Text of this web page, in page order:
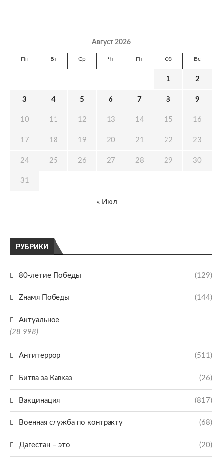
РУБРИКИ
80-летие Победы (129)
Zнамя Победы (144)
Актуальное
(28 998)
Антитеррор (511)
Битва за Кавказ (26)
Вакцинация (817)
Военная служба по контракту (68)
Дагестан – это (20)
Август 2026
Пн Вт Ср Чт Пт Сб Вс
1 2
3 4 5 6 7 8 9
10 11 12 13 14 15 16
17 18 19 20 21 22 23
24 25 26 27 28 29 30
31
« Июл